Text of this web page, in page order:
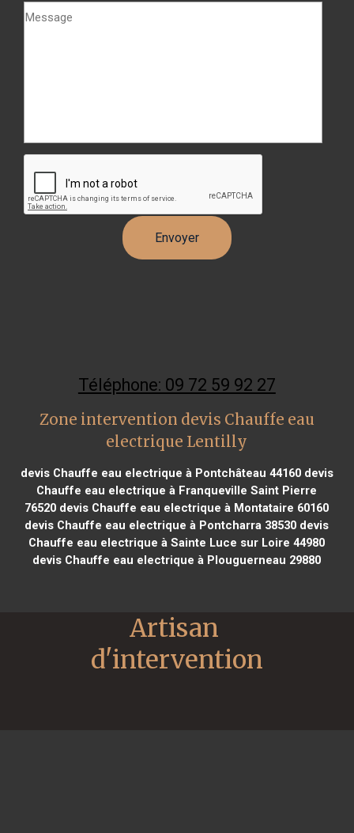
Téléphone: 09 72 59 92 27
Zone intervention devis Chauffe eau
electrique Lentilly
devis Chauffe eau electrique à Pontchâteau 44160devis
Chauffe eau electrique à Franqueville Saint Pierre
76520 devis Chauffe eau electrique à Montataire 60160
devis Chauffe eau electrique à Pontcharra 38530 devis
Chauffe eau electrique à Sainte Luce sur Loire 44980
devis Chauffe eau electrique à Plouguerneau 29880
Artisan
d'intervention